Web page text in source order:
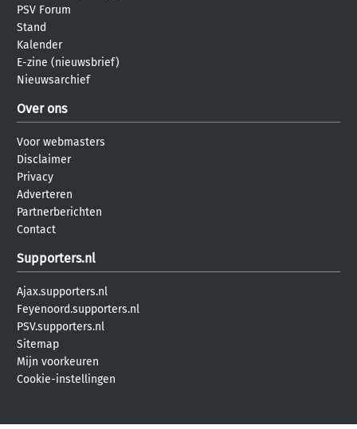
PSV Forum
Stand
Kalender
E-zine (nieuwsbrief)
Nieuwsarchief
Over ons
Voor webmasters
Disclaimer
Privacy
Adverteren
Partnerberichten
Contact
Supporters.nl
Ajax.supporters.nl
Feyenoord.supporters.nl
PSV.supporters.nl
Sitemap
Mijn voorkeuren
Cookie-instellingen